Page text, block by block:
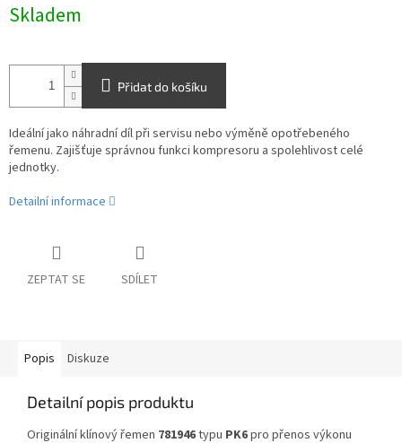
cena:
Skladem
Přidat do košíku
Ideální jako náhradní díl při servisu nebo výměně opotřebeného
řemenu. Zajišťuje správnou funkci kompresoru a spolehlivost celé
jednotky.
Detailní informace
ZEPTAT SE SDÍLET
Popis Diskuze
Detailní popis produktu
Originální klínový řemen 781946typu PK6pro přenos výkonu